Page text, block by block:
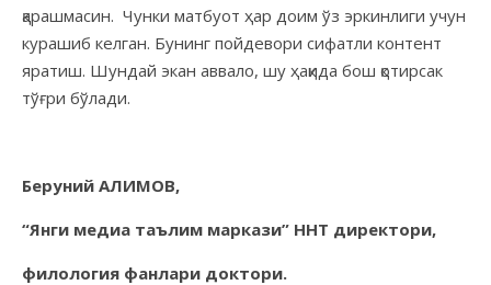
қарашмасин. Чунки матбуот ҳар доим ўз эркинлиги учун
курашиб келган. Бунинг пойдевори сифатли контент
яратиш. Шундай экан аввало, шу ҳақида бош қотирсак
тўғри бўлади.
Беруний АЛИМОВ,
“Янги медиа таълим маркази” ННТ директори,
филология фанлари доктори.